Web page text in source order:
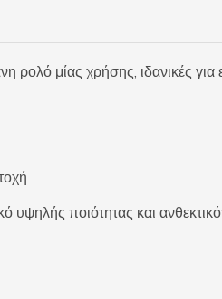
ρολό μίας χρήσης, ιδανικές
υψηλής ποιότητας και